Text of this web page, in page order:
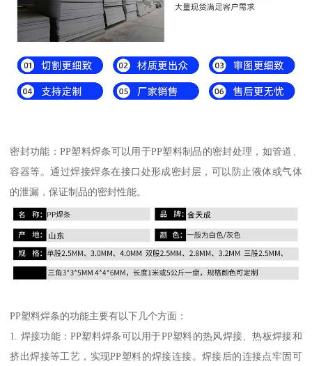
密封功能：PP塑料焊条可以用于PP塑料制品的密封处理，如管道、
容器等。通过焊接焊条在接口处形成密封层，可以防止液体或气体
的泄漏，保证制品的密封性能。
PP塑料焊条的功能主要有以下几个方面：
1. 焊接功能：PP塑料焊条可以用于PP塑料的热风焊接、热板焊接和
挤出焊接等工艺，实现PP塑料的焊接连接。焊接后的连接点牢固可